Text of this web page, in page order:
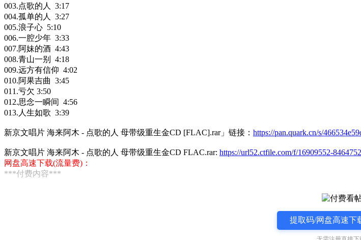
003.点歌的人 3:17
004.孤单的人 3:27
005.浪子心 5:10
006.一腔少年 3:33
007.阿妹的酒 4:43
008.青山一别 4:18
009.远方有信仰 4:02
010.阿果吉曲 3:45
011.亏欠 3:50
012.思念一瞬间 4:56
013.人生如歌 3:39
新京文唱片 海来阿木 - 点歌的人 母带级重生金CD [FLAC].rar」链接： https://pan.quark.cn/s/
新京文唱片 海来阿木 - 点歌的人 母带级重生金CD FLAC.rar: https://url52.ctfile.com/f/16909552-
网盘高速下载(流量费)：
***付费内容***
提取码/网盘高速下